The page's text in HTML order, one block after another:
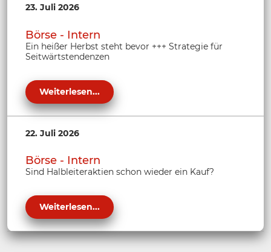
23. Juli 2026
Börse - Intern
Ein heißer Herbst steht bevor +++ Strategie für
Seitwärtstendenzen
Weiterlesen...
22. Juli 2026
Börse - Intern
Sind Halbleiteraktien schon wieder ein Kauf?
Weiterlesen...